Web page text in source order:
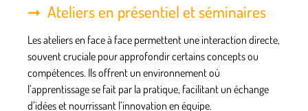
Ateliers en présentiel et séminaires
Les ateliers en face à face permettent une interaction directe,
souvent cruciale pour approfondir certains concepts ou
compétences. Ils offrent un environnement où
l’apprentissage se fait par la pratique, facilitant un échange
d’idées et nourrissant l’innovation en équipe.